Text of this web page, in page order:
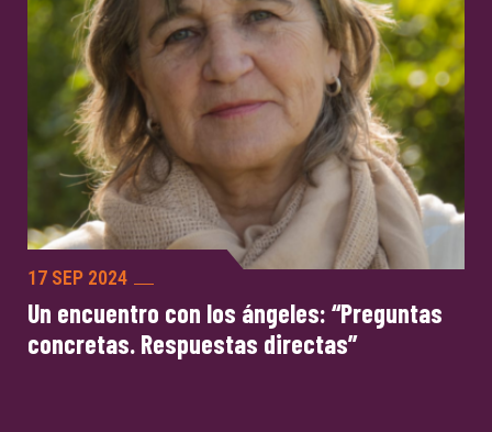
17 SEP 2024
Un encuentro con los ángeles: “Preguntas
concretas. Respuestas directas”